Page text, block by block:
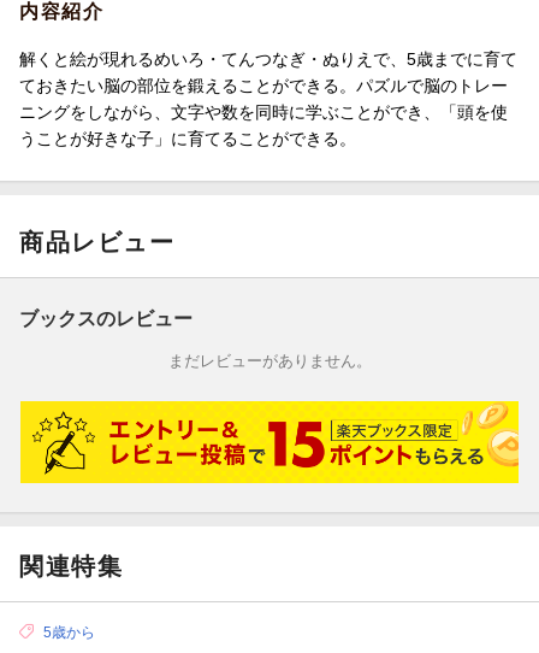
内容紹介
解くと絵が現れるめいろ・てんつなぎ・ぬりえで、5歳までに育て
ておきたい脳の部位を鍛えることができる。パズルで脳のトレー
ニングをしながら、文字や数を同時に学ぶことができ、「頭を使
うことが好きな子」に育てることができる。
商品レビュー
ブックスのレビュー
まだレビューがありません。
関連特集
5歳から